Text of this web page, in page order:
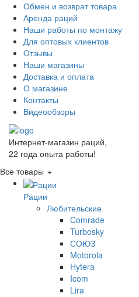
Обмен и возврат товара
Аренда раций
Наши работы по монтажу
Для оптовых клиентов
Отзывы
Наши магазины
Доставка и оплата
О магазине
Контакты
Видеообзоры
Интернет-магазин раций,
22 года опыта работы!
Все товары
Рации
Любительские
Comrade
Turbosky
СОЮЗ
Motorola
Hytera
Icom
Lira